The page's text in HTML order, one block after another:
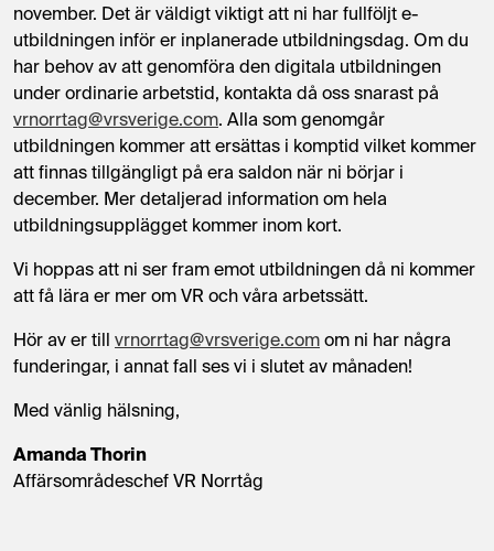
november. Det är väldigt viktigt att ni har fullföljt e-
utbildningen inför er inplanerade utbildningsdag. Om du
har behov av att genomföra den digitala utbildningen
under ordinarie arbetstid, kontakta då oss snarast på
vrnorrtag@vrsverige.com. Alla som genomgår
utbildningen kommer att ersättas i komptid vilket kommer
att finnas tillgängligt på era saldon när ni börjar i
december. Mer detaljerad information om hela
utbildningsupplägget kommer inom kort.
Vi hoppas att ni ser fram emot utbildningen då ni kommer
att få lära er mer om VR och våra arbetssätt.
Hör av er till vrnorrtag@vrsverige.com om ni har några
funderingar, i annat fall ses vi i slutet av månaden!
Med vänlig hälsning,
Amanda Thorin
Affärsområdeschef VR Norrtåg